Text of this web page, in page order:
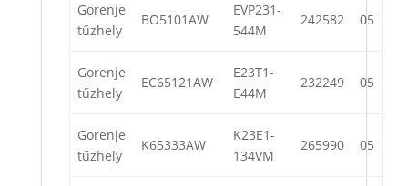
Gorenje
tűzhely
BO5101AW
EVP231-
544M
242582 05
Gorenje
tűzhely
EC65121AW
E23T1-
E44M
232249 05
Gorenje
tűzhely
K65333AW
K23E1-
134VM
265990 05